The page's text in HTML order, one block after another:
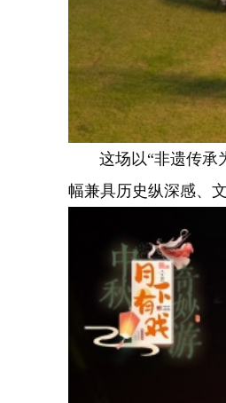
这场以“非遗传承为
幅兼具历史纵深感、